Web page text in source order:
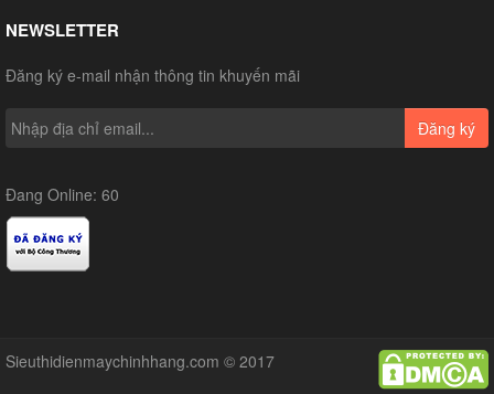
NEWSLETTER
Đăng ký e-mail nhận thông tin khuyến mãi
Đăng ký
Đang Online: 60
Sieuthidienmaychinhhang.com © 2017